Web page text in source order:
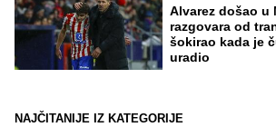
Alvarez došao u
razgovara od
šokirao kada je
uradio
NAJČITANIJE IZ KATEGORIJE